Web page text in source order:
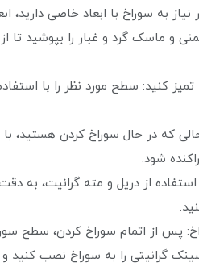
نیاز به سوراخ با ابعاد خاصی دارید،
و ماسک گرد و غبار را بپوشید
کنید: سطح مورد نظر را با
که در حال سوراخ کردن هستید،
شود.
استفاده از دریل و مته گرانیت، به
پس از اتمام سوراخ کردن، سطح
گرانیتی را به سوراخ نصب کنید